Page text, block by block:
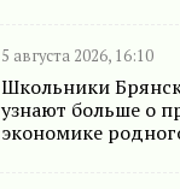
5 августа 2026, 16:10
Школьники
узнают больше о
экономике